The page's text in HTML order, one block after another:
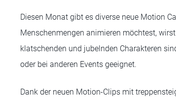
Diesen Monat gibt es diverse neue Motion
Menschenmengen animieren möchtest,
klatschenden und jubelnden Charakteren
oder bei anderen Events geeignet.
Dank der neuen Motion-Clips mit